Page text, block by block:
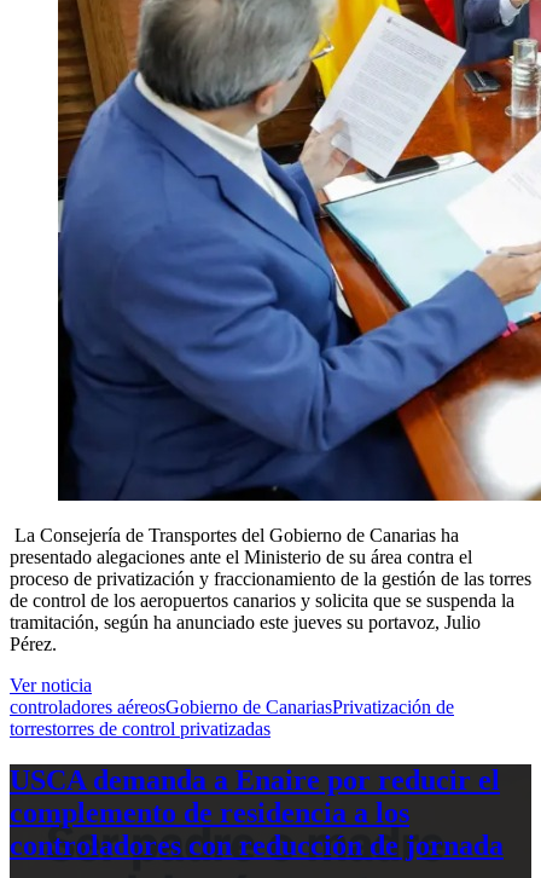
La Consejería de Transportes del Gobierno de Canarias ha
presentado alegaciones ante el Ministerio de su área contra el
proceso de privatización y fraccionamiento de la gestión de las torres
de control de los aeropuertos canarios y solicita que se suspenda la
tramitación, según ha anunciado este jueves su portavoz, Julio
Pérez.
Ver noticia
controladores aéreosGobierno de CanariasPrivatización de
torrestorres de control privatizadas
USCA demanda a Enaire por reducir el
complemento de residencia a los
controladores con reducción de jornada